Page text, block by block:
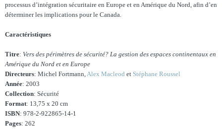
processus d’intégration sécuritaire en Europe et en Amérique du Nord, afin d’en
déterminer les implications pour le Canada.
Caractéristiques
Titre: Vers des périmètres de sécurité? La gestion des espaces continentaux en
Amérique du Nord et en Europe
Directeurs: Michel Fortmann,Alex Macleod et Stéphane Roussel
Année: 2003
Collection: Sécurité
Format: 13,75 x 20 cm
ISBN: 978-2-922865-14-1
Pages: 262